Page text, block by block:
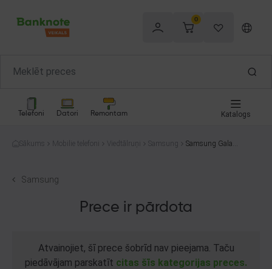
0
Telefoni Datori Remontam Katalogs
Sākums Mobilie telefoni Viedtālruņi Samsung
Samsung Galaxy
Samsung
Prece ir pārdota
Atvainojiet, šī prece šobrīd nav pieejama. Taču
piedāvājam parskatīt citas šīs kategorijas preces.